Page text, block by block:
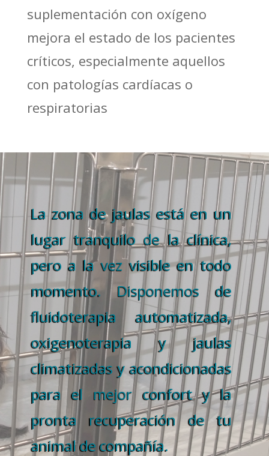
suplementación con oxígeno
mejora el estado de los pacientes
críticos, especialmente aquellos
con patologías cardíacas o
respiratorias
La zona de jaulas está en un
lugar tranquilo de la clínica,
pero a la vez visible en todo
momento. Disponemos de
fluidoterapia automatizada,
oxigenoterapia y jaulas
climatizadas y acondicionadas
para el mejor confort y la
pronta recuperación de tu
animal de compañía.